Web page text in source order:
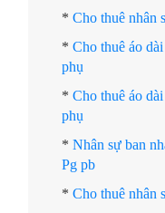
* Cho thuê nhân
* Cho thuê áo
phụ
* Cho thuê áo
phụ
* Nhân sự ban
Pg pb
* Cho thuê nhân